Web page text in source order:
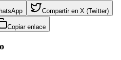
Compartir en X (Twitter)
Copiar enlace